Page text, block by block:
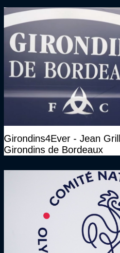
Girondins4Ever - Jean
Girondins de Bordeaux